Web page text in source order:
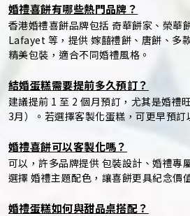
婚禮喜餅有哪些熱門品牌？
香港婚禮喜餅品牌包括 奇華餅家、榮
Lafayet 等，提供 嫁囍禮餅、唐餅、多
精美包裝，適合不同婚禮風格。
結婚蛋糕需要提前多久預訂？
建議提前 1 至 2 個月預訂，尤其是婚禮
3月）。若選擇客製化蛋糕，可更早預訂
婚禮喜餅可以客製化嗎？
可以，許多品牌提供 包裝設計、婚禮專
選擇 婚禮主題配色，讓喜餅更具紀念價
婚禮蛋糕如何與甜品桌搭配？